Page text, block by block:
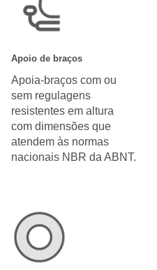
Apoio de braços
Apoia-braços com ou
sem regulagens
resistentes em altura
com dimensões que
atendem às normas
nacionais NBR da ABNT.